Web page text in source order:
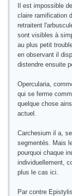
Il est impossible
claire ramification
retraitent
sont visibles à
au plus petit
en observant il
distendre ensuite
Opercularia,
qui se ferme
quelque chose
actuel.
Carchesium il a,
segmentés. Mais
pourquoi chaque
individuellement,
plus le cas ici.
Par contre